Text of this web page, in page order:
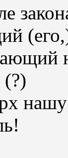
(его,)
(?)